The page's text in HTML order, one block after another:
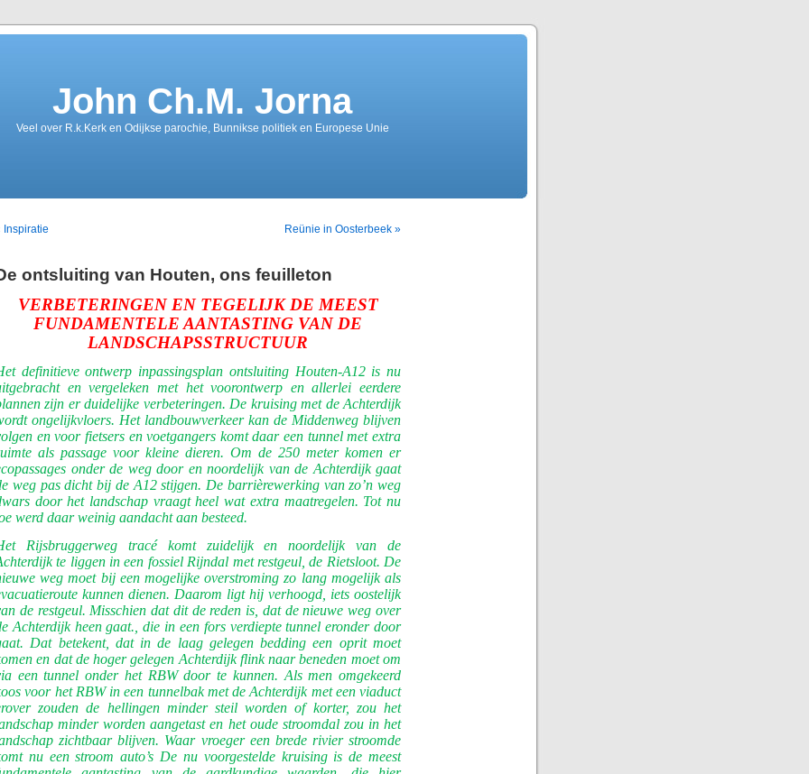
John Ch.M. Jorna
Veel over R.k.Kerk en Odijkse parochie, Bunnikse politiek en Europese Unie
Inspiratie Reünie in Oosterbeek »
ontsluiting van Houten, ons feuilleton
VERBETERINGEN EN TEGELIJK DE MEEST
FUNDAMENTELE AANTASTING VAN DE
LANDSCHAPSSTRUCTUUR
definitieve ontwerp inpassingsplan ontsluiting Houten-A12 is nu
en vergeleken met het voorontwerp en allerlei eerdere
zijn er duidelijke verbeteringen. De kruising met de Achterdijk
ongelijkvloers. Het landbouwverkeer kan de Middenweg blijven
en voor fietsers en voetgangers komt daar een tunnel met extra
als passage voor kleine dieren. Om de 250 meter komen er
onder de weg door en noordelijk van de Achterdijk gaat
weg pas dicht bij de A12 stijgen. De barrièrewerking van zo’n weg
door het landschap vraagt heel wat extra maatregelen. Tot nu
werd daar weinig aandacht aan besteed.
Rijsbruggerweg tracé komt zuidelijk en noordelijk van de
te liggen in een fossiel Rijndal met restgeul, de Rietsloot. De
weg moet bij een mogelijke overstroming zo lang mogelijk als
kunnen dienen. Daarom ligt hij verhoogd, iets oostelijk
de restgeul. Misschien dat dit de reden is, dat de nieuwe weg over
Achterdijk heen gaat., die in een fors verdiepte tunnel eronder door
Dat betekent, dat in de laag gelegen bedding een oprit moet
en dat de hoger gelegen Achterdijk flink naar beneden moet om
een tunnel onder het RBW door te kunnen. Als men omgekeerd
voor het RBW in een tunnelbak met de Achterdijk met een viaduct
zouden de hellingen minder steil worden of korter, zou het
minder worden aangetast en het oude stroomdal zou in het
zichtbaar blijven. Waar vroeger een brede rivier stroomde
nu een stroom auto’s De nu voorgestelde kruising is de meest